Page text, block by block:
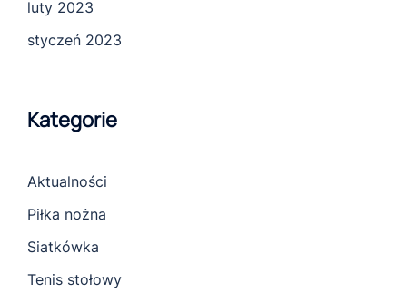
luty 2023
styczeń 2023
Kategorie
Aktualności
Piłka nożna
Siatkówka
Tenis stołowy